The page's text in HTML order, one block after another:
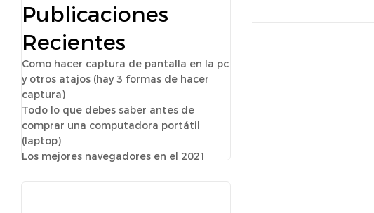
Publicaciones
Recientes
Como hacer captura de pantalla en la pc
y otros atajos (hay 3 formas de hacer
captura)
Todo lo que debes saber antes de
comprar una computadora portátil
(laptop)
Los mejores navegadores en el 2021